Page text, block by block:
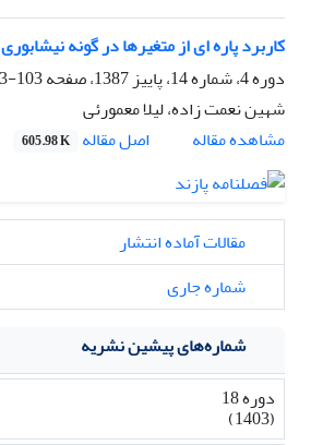
کاربرد پاره ای از متغیرها در گونه نیشابوری
دوره 4، شماره 14، پاییز 1387، صفحه
103-113
شهین نعمت زاده، لیلا معمورئی
مشاهده مقاله
اصل مقاله 605.98 K
مقالات آماده انتشار
شماره جاری
شماره‌های پیشین نشریه
دوره 18
(1403)